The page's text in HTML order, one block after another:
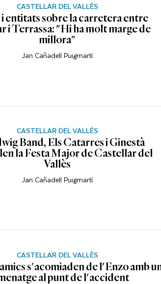
CASTELLAR DEL VALLÈS
i entitats sobre la carretera entre
i Terrassa: "Hi ha molt marge de
millora"
Jan Cañadell Puigmartí
CASTELLAR DEL VALLÈS
Band, Els Catarres i Ginestà
la Festa Major de Castellar del
Vallès
Jan Cañadell Puigmartí
CASTELLAR DEL VALLÈS
s'acomiaden de l'Enzo amb
al punt de l'accident